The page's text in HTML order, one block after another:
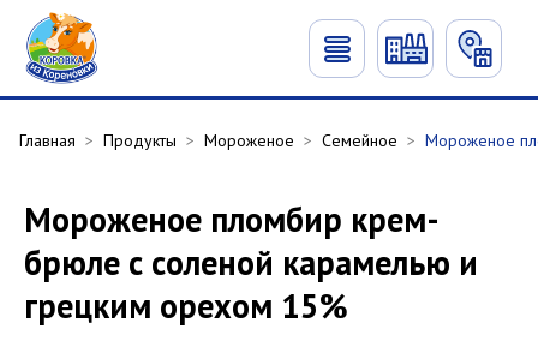
Главная > Продукты > Мороженое > Семейное > Мороженое
Мороженое пломбир крем-
брюле с соленой карамелью и
грецким орехом 15%